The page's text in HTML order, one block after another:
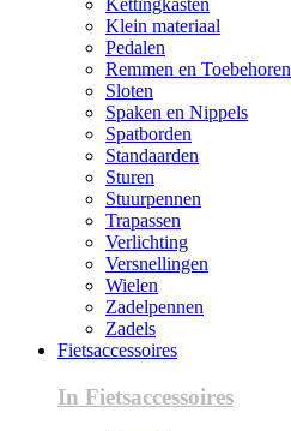
Kettingkasten
Klein materiaal
Pedalen
Remmen en Toebehoren
Sloten
Spaken en Nippels
Spatborden
Standaarden
Sturen
Stuurpennen
Trapassen
Verlichting
Versnellingen
Wielen
Zadelpennen
Zadels
Fietsaccessoires
In Fietsaccessoires